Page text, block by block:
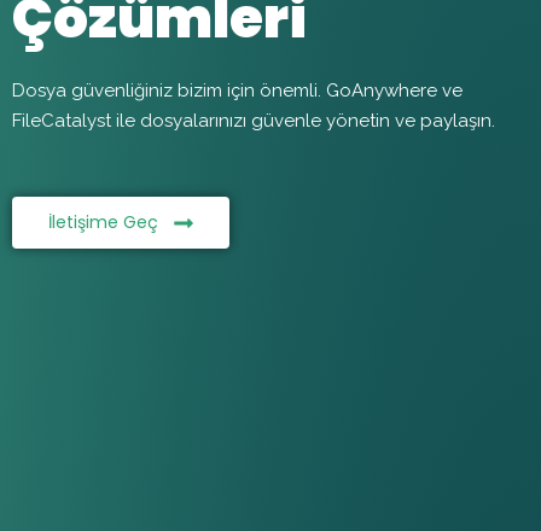
Çözümleri
Dosya güvenliğiniz bizim için önemli. GoAnywhere ve
FileCatalyst ile dosyalarınızı güvenle yönetin ve paylaşın.
İletişime Geç